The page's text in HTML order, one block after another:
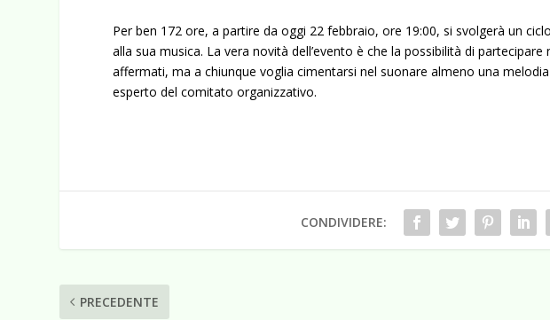
Per ben 172 ore, a partire da oggi 22 febbraio, ore 19:00, si svolgerà un
alla sua musica. La vera novità dell’evento è che la possibilità di
affermati, ma a chiunque voglia cimentarsi nel suonare almeno una
esperto del comitato organizzativo.
CONDIVIDERE:
PRECEDENTE